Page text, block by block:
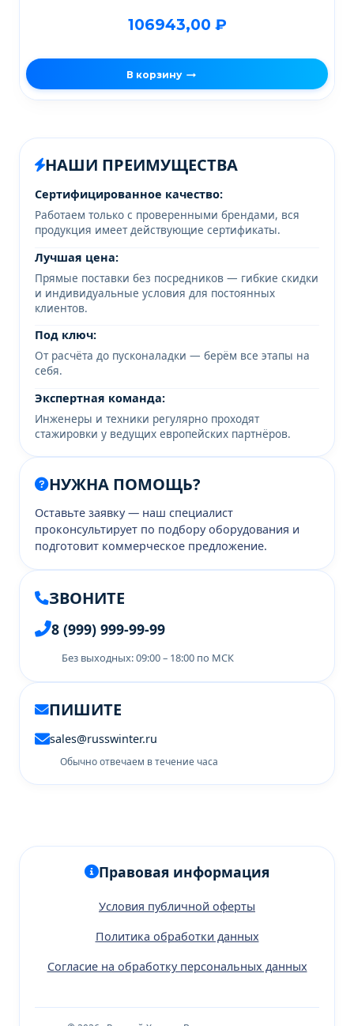
106943,00 ₽
В корзину
НАШИ ПРЕИМУЩЕСТВА
Сертифицированное качество:
Работаем только с проверенными брендами, вся
продукция имеет действующие сертификаты.
Лучшая цена:
Прямые поставки без посредников — гибкие скидки
и индивидуальные условия для постоянных
клиентов.
Под ключ:
От расчёта до пусконаладки — берём все этапы на
себя.
Экспертная команда:
Инженеры и техники регулярно проходят
стажировки у ведущих европейских партнёров.
НУЖНА ПОМОЩЬ?
Оставьте заявку — наш специалист
проконсультирует по подбору оборудования и
подготовит коммерческое предложение.
ЗВОНИТЕ
8 (999) 999-99-99
Без выходных: 09:00 – 18:00 по МСК
ПИШИТЕ
sales@russwinter.ru
Обычно отвечаем в течение часа
Правовая информация
Условия публичной оферты
Политика обработки данных
Согласие на обработку персональных данных